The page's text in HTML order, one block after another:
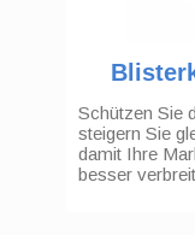
Fügen
Ihre
tragen